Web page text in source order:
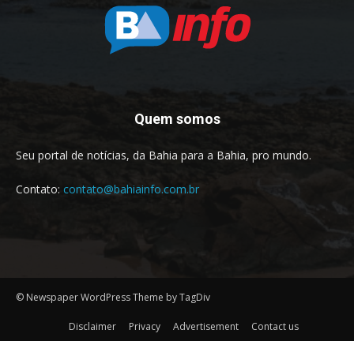
Quem somos
Seu portal de notícias, da Bahia para a Bahia, pro mundo.
Contato: contato@bahiainfo.com.br
© Newspaper WordPress Theme by TagDiv
Disclaimer Privacy Advertisement Contact us